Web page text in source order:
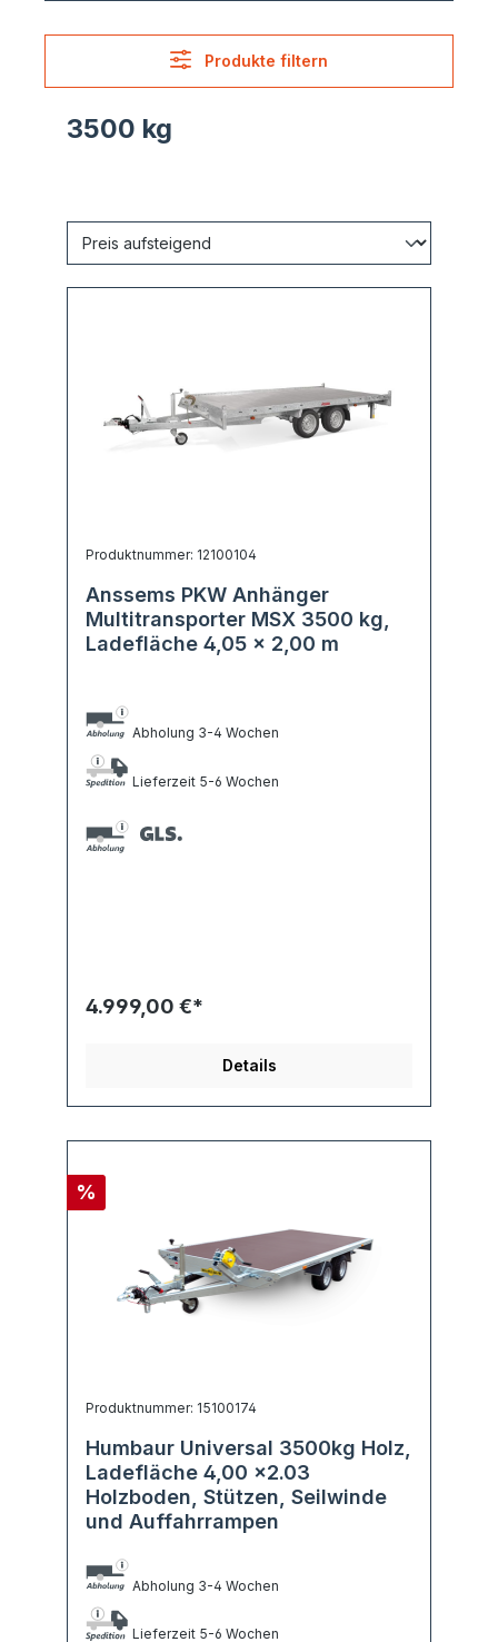
Produkte filtern
3500 kg
Produktnummer: 12100104
Anssems PKW Anhänger
Multitransporter MSX 3500 kg,
Ladefläche 4,05 x 2,00 m
Abholung 3-4 Wochen
Lieferzeit 5-6 Wochen
4.999,00 €*
Details
%
Produktnummer: 15100174
Humbaur Universal 3500kg Holz,
Ladefläche 4,00 x2.03
Holzboden, Stützen, Seilwinde
und Auffahrrampen
Abholung 3-4 Wochen
Lieferzeit 5-6 Wochen